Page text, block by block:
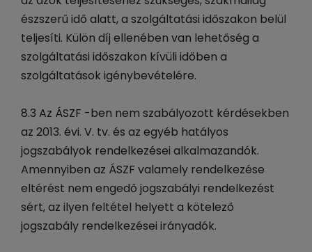
észszerű idő alatt, a szolgáltatási időszakon belül
teljesíti. Külön díj ellenében van lehetőség a
szolgáltatási időszakon kívüli időben a
szolgáltatások igénybevételére.
8.3 Az ÁSZF -ben nem szabályozott kérdésekben
az 2013. évi. V. tv. és az egyéb hatályos
jogszabályok rendelkezései alkalmazandók.
Amennyiben az ÁSZF valamely rendelkezése
eltérést nem engedő jogszabályi rendelkezést
sért, az ilyen feltétel helyett a kötelező
jogszabály rendelkezései irányadók.